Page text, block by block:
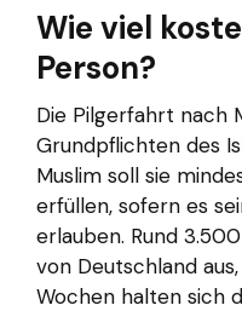
Wie viel
Person?
Die Pilgerfahrt nach
Grundpflichten des
Muslim soll sie
erfüllen, sofern es
erlauben. Rund
von Deutschland
Wochen halten sich